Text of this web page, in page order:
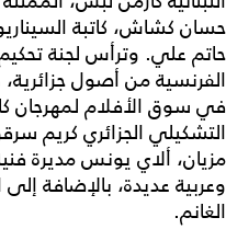
حسان كشاش، كاتبة
حاتم علي. وترأس لجنة
الفرنسية من أصول
في سوق الأفلام لمهرجان
التشكيلي الجزائري كريم
مزيان، ألاي يونس مديرة
وعربية عديدة، بالإضافة إلى
الغانم.